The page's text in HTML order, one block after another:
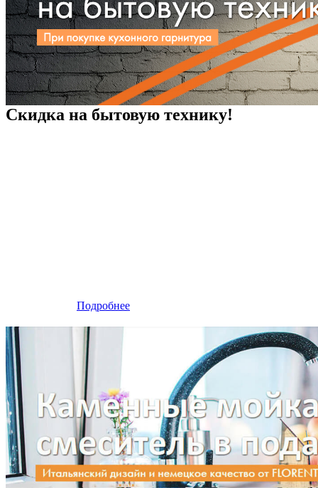
Скидка на бытовую технику!
Подробнее